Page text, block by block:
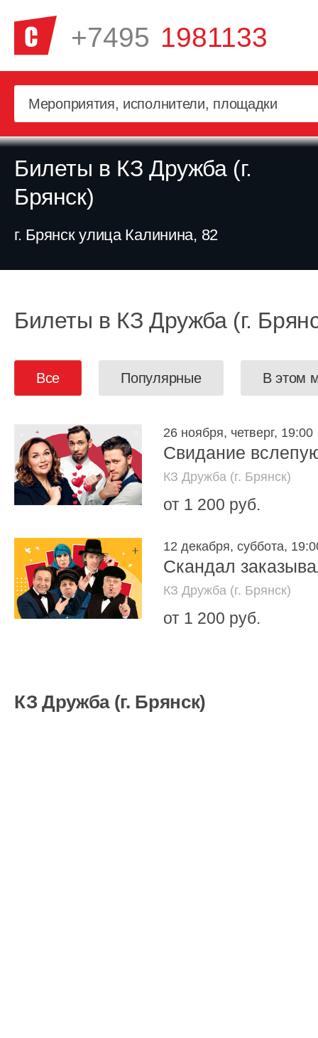
+7495 1981133
Билеты в КЗ Дружба (г.
Брянск)
г. Брянск улица Калинина, 82
Билеты в КЗ Дружба (г.
Все Популярные В этом
26 ноября, четверг, 19:00
Свидание
КЗ Дружба (г. Брянск)
от 1 200 руб.
12 декабря, суббота,
Скандал
КЗ Дружба (г. Брянск)
от 1 200 руб.
КЗ Дружба (г. Брянск)